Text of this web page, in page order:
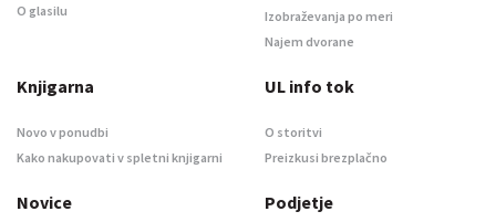
O glasilu
Izobraževanja po meri
Najem dvorane
Knjigarna
Novo v ponudbi
Kako nakupovati v spletni knjigarni
UL info tok
O storitvi
Preizkusi brezplačno
Novice Podjetje